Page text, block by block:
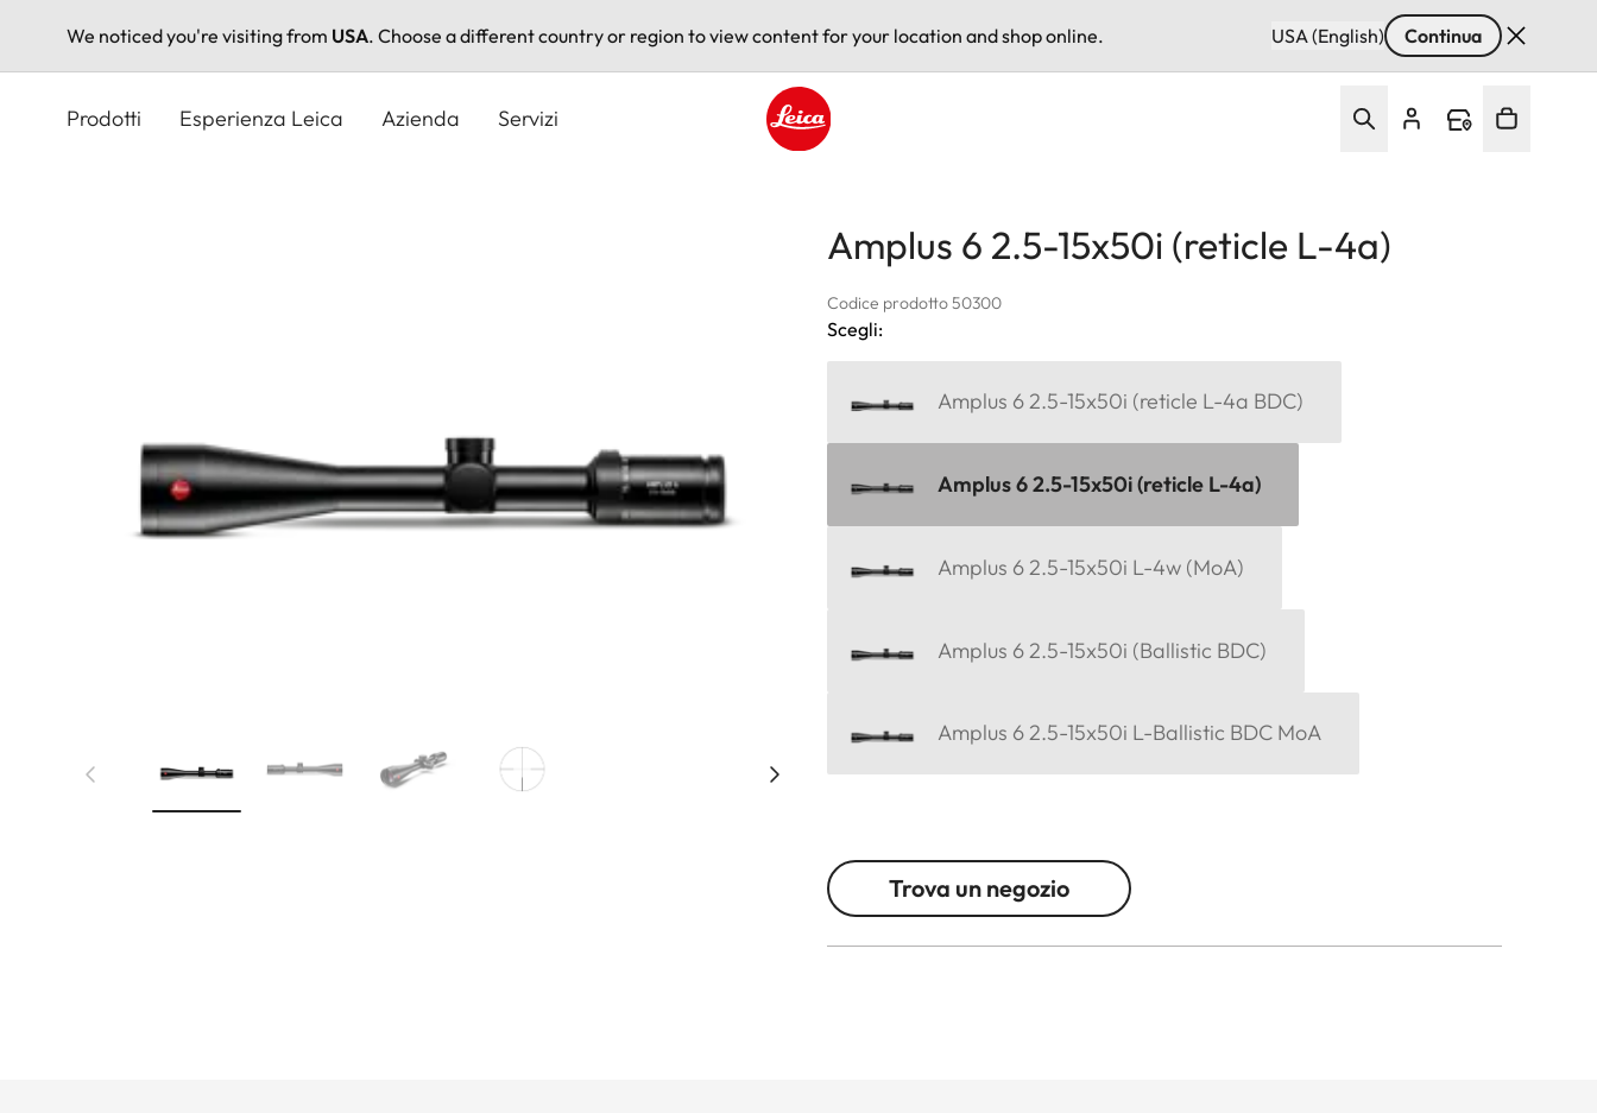
We noticed you're visiting from USA. Choose a different country or region to view content for your location and shop online. USA (English) Continua
Prodotti Esperienza Leica Azienda Servizi
Amplus 6 2.5-15x50i (reticle L-4a)
Codice prodotto 50300
Scegli:
Amplus 6 2.5-15x50i (reticle L-4a BDC)
Amplus 6 2.5-15x50i (reticle L-4a)
Amplus 6 2.5-15x50i L-4w (MoA)
Amplus 6 2.5-15x50i (Ballistic BDC)
Amplus 6 2.5-15x50i L-Ballistic BDC MoA
Trova un negozio